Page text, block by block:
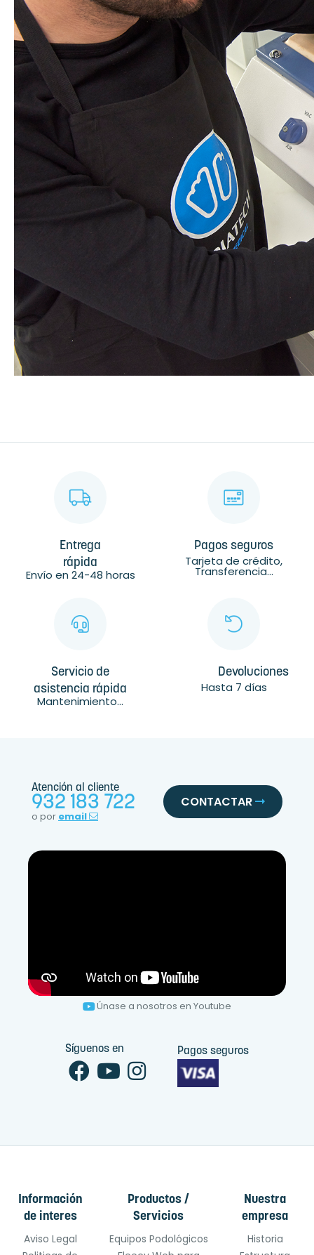
Entrega
rápida
Envío en 24-48 horas
Pagos seguros
Tarjeta de crédito,
Transferencia...
Servicio de
asistencia rápida
Mantenimiento...
Devoluciones
Hasta 7 días
Atención al cliente
932 183 722
o por email
CONTACTAR
Únase a nosotros en Youtube
Síguenos en Pagos seguros
Información
de interes
Aviso Legal
Productos /
Servicios
Equipos Podológicos
Nuestra
empresa
Historia